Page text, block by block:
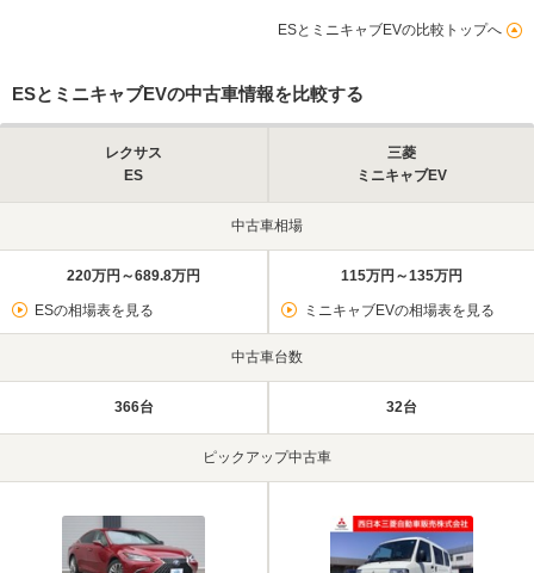
ESとミニキャブEVの比較トップへ
ESとミニキャブEVの中古車情報を比較する
レクサス
ES
三菱
ミニキャブEV
中古車相場
220万円～689.8万円
ESの相場表を見る
115万円～135万円
ミニキャブEVの相場表を見る
中古車台数
366台 32台
ピックアップ中古車